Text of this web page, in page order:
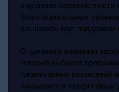
ощущение
благотворительных
расширить круг
Отдельного внимания
который выбрала
гуманитарных потрясений
оказываются среди самых